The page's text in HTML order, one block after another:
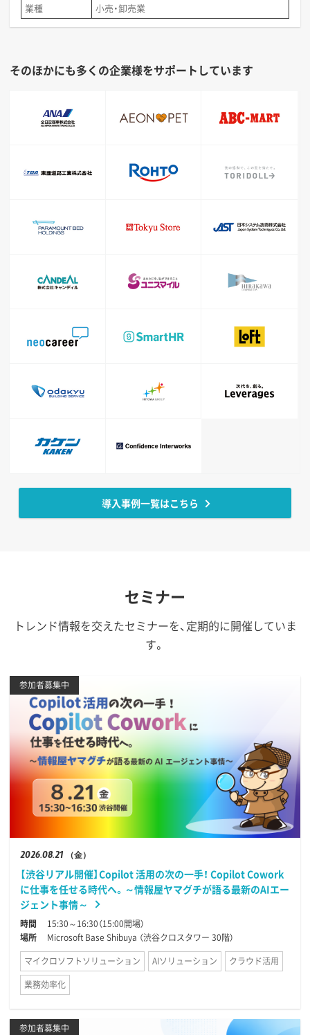
業種 小売・卸売業
そのほかにも多くの企業様をサポートしています
導入事例一覧はこちら
セミナー
トレンド情報を交えたセミナーを、定期的に開催していま
す。
参加者募集中
202608.21 （金）
【渋谷リアル開催】Copilot 活用の次の一手！ Copilot Cowork
に仕事を任せる時代へ。～情報屋ヤマグチが語る最新のAIエー
ジェント事情～
時間
15:30～16:30（15:00開場）
場所
Microsoft Base Shibuya （渋谷クロスタワー 30階）
マイクロソフトソリューション
AIソリューション
クラウド活用
業務効率化
参加者募集中